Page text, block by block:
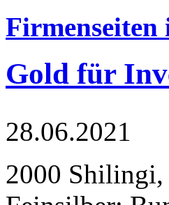
Firmenseiten
Gold für
28.06.2021
2000